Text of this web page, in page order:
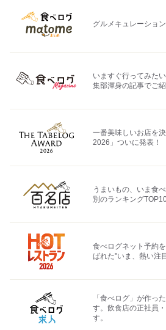
グルメキュレーショ
いますぐ行ってみた
集部渾身の記事でご紹
一番美味しいお店を
2026」ついに発表！
うまいもの、いま食
別のランキング
食べログネット予約
ばれた"いま、熱い注
「食べログ」が作っ
す。飲食店の正社員
す。